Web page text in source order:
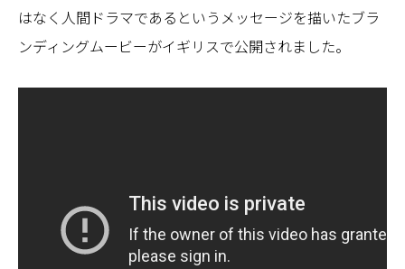
はなく人間ドラマであるというメッセージを描いたブラ
ンディングムービーがイギリスで公開されました。